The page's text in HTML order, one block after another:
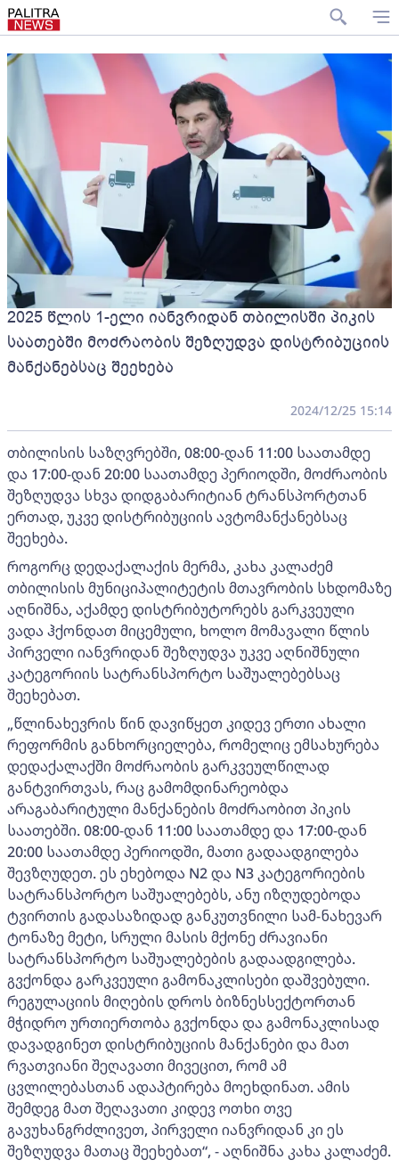
2025 წლის 1-ელი იანვრიდან თბილისში პიკის
საათებში მოძრაობის შეზღუდვა დისტრიბუციის
მანქანებსაც შეეხება
2024/12/25 15:14
თბილისის საზღვრებში, 08:00-დან 11:00 საათამდე
და 17:00-დან 20:00 საათამდე პერიოდში, მოძრაობის
შეზღუდვა სხვა დიდგაბარიტიან ტრანსპორტთან
ერთად, უკვე დისტრიბუციის ავტომანქანებსაც
შეეხება.
როგორც დედაქალაქის მერმა, კახა კალაძემ
თბილისის მუნიციპალიტეტის მთავრობის სხდომაზე
აღნიშნა, აქამდე დისტრიბუტორებს გარკვეული
ვადა ჰქონდათ მიცემული, ხოლო მომავალი წლის
პირველი იანვრიდან შეზღუდვა უკვე აღნიშნული
კატეგორიის სატრანსპორტო საშუალებებსაც
შეეხებათ.
„წლინახევრის წინ დავიწყეთ კიდევ ერთი ახალი
რეფორმის განხორციელება, რომელიც ემსახურება
დედაქალაქში მოძრაობის გარკვეულწილად
განტვირთვას, რაც გამომდინარეობდა
არაგაბარიტული მანქანების მოძრაობით პიკის
საათებში. 08:00-დან 11:00 საათამდე და 17:00-დან
20:00 საათამდე პერიოდში, მათი გადაადგილება
შევზღუდეთ. ეს ეხებოდა N2 და N3 კატეგორიების
სატრანსპორტო საშუალებებს, ანუ იზღუდებოდა
ტვირთის გადასაზიდად განკუთვნილი სამ-ნახევარ
ტონაზე მეტი, სრული მასის მქონე ძრავიანი
სატრანსპორტო საშუალებების გადაადგილება.
გვქონდა გარკვეული გამონაკლისები დაშვებული.
რეგულაციის მიღების დროს ბიზნესსექტორთან
მჭიდრო ურთიერთობა გვქონდა და გამონაკლისად
დავადგინეთ დისტრიბუციის მანქანები და მათ
რვათვიანი შეღავათი მივეცით, რომ ამ
ცვლილებასთან ადაპტირება მოეხდინათ. ამის
შემდეგ მათ შეღავათი კიდევ ოთხი თვე
გავუხანგრძლივეთ, პირველი იანვრიდან კი ეს
შეზღუდვა მათაც შეეხებათ“, - აღნიშნა კახა კალაძემ.